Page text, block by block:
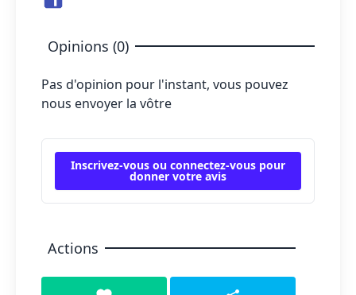
Opinions (0)
Pas d'opinion pour l'instant, vous pouvez
nous envoyer la vôtre
Inscrivez-vous ou connectez-vous pour
donner votre avis
Actions